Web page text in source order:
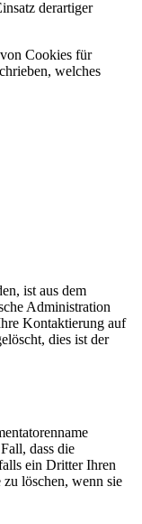
derartiger
Cookies für
welches
ist aus dem
Administration
Kontaktierung auf
dies ist der
dass die
ein Dritter Ihren
löschen, wenn sie